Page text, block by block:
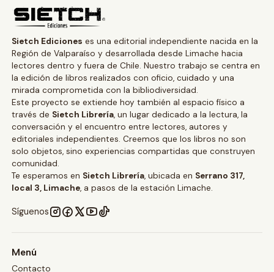
Sietch Ediciones es una editorial independiente nacida en la
Región de Valparaíso y desarrollada desde Limache hacia
lectores dentro y fuera de Chile. Nuestro trabajo se centra en
la edición de libros realizados con oficio, cuidado y una
mirada comprometida con la bibliodiversidad.
Este proyecto se extiende hoy también al espacio físico a
través de Sietch Librería, un lugar dedicado a la lectura, la
conversación y el encuentro entre lectores, autores y
editoriales independientes. Creemos que los libros no son
solo objetos, sino experiencias compartidas que construyen
comunidad.
Te esperamos en Sietch Librería, ubicada en Serrano 317,
local 3, Limache, a pasos de la estación Limache.
Síguenos
Menú
Contacto